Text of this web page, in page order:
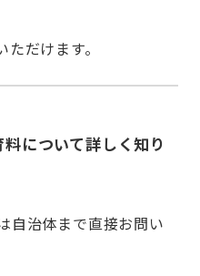
だけます。
について詳しく知り
自治体まで直接お問い